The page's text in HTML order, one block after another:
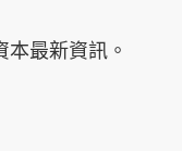
最新資訊。